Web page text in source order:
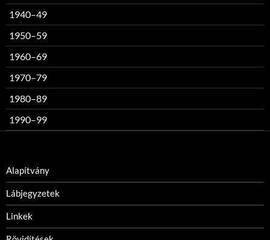
1940–49
1950–59
1960–69
1970–79
1980–89
1990–99
Alapítvány
Lábjegyzetek
Linkek